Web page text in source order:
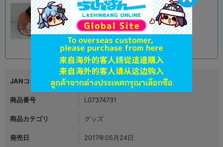
状態 :B
海老名マルイ店
在庫あり 1,590円 税込
JANコード 4999999999999
商品番号 L07374731
商品カテゴリ グッズ
発売日 2017年05月24日